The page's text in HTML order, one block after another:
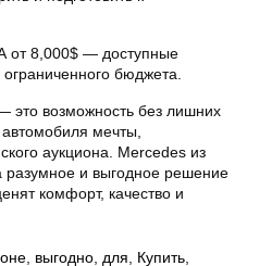
от 8,000$ — доступные
бюджета.
это возможность без лишних
мечты,
аукциона. Mercedes из
и выгодное решение
комфорт, качество и
выгодно для Купить